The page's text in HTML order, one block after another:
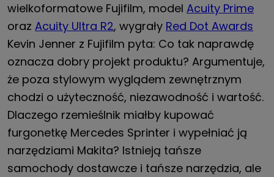
wielkoformatowe Fujifilm, model Acuity Prime
oraz Acuity Ultra R2, wygrały Red Dot Awards
Kevin Jenner z Fujifilm pyta: Co tak naprawdę
oznacza dobry projekt produktu? Argumentuje,
że poza stylowym wyglądem zewnętrznym
chodzi o użyteczność, niezawodność i wartość.
Dlaczego rzemieślnik miałby kupować
furgonetkę Mercedes Sprinter i wypełniać ją
narzędziami Makita? Istnieją tańsze
samochody dostawcze i tańsze narzędzia, ale